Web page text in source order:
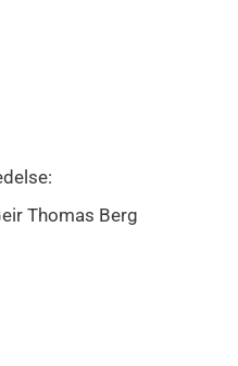
Thomas Berg